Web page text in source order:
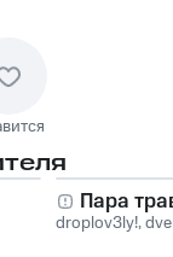
Пара
droplov3ly!,